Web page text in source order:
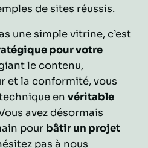
de sites réussis.
une simple vitrine, c’est
pour votre
le contenu,
et la conformité, vous
envéritable
avez désormais
pour bâtir un projet
pas à nous